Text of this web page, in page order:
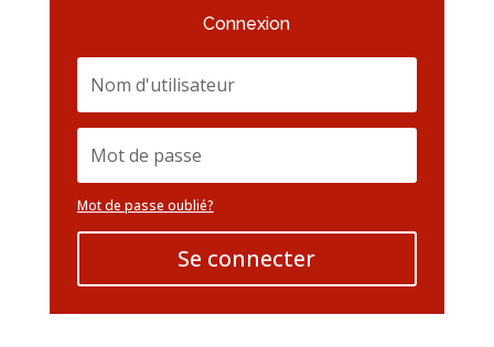
Connexion
Mot de passe oublié?
Se connecter